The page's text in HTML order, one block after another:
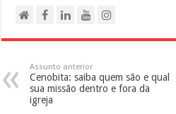
Assunto anterior
Cenobita: saiba quem são e qual
sua missão dentro e fora da
igreja